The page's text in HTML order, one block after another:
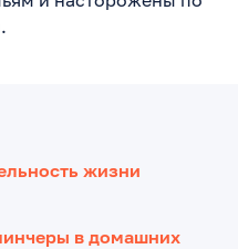
жизни
в домашних